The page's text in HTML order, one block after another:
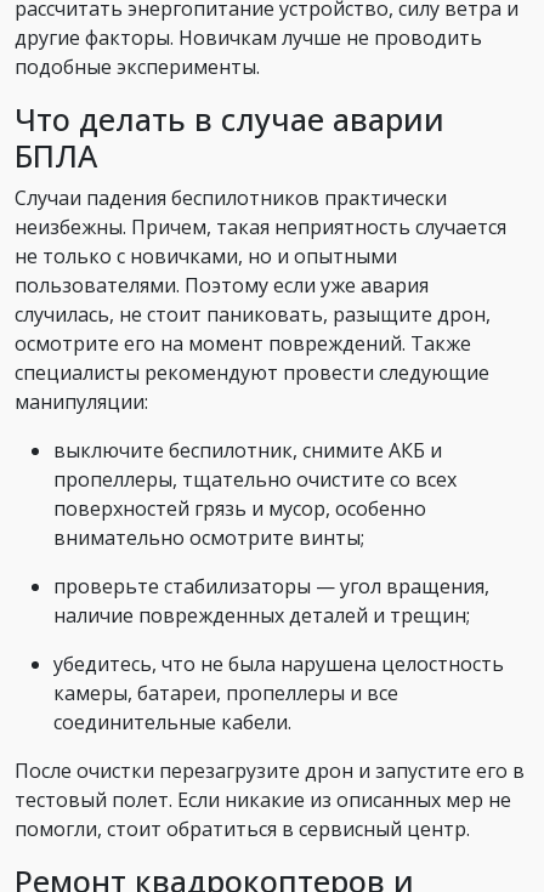
рассчитать энергопитание устройство, силу ветра и
другие факторы. Новичкам лучше не проводить
подобные эксперименты.
Что делать в случае аварии
БПЛА
Случаи падения беспилотников практически
неизбежны. Причем, такая неприятность случается
не только с новичками, но и опытными
пользователями. Поэтому если уже авария
случилась, не стоит паниковать, разыщите дрон,
осмотрите его на момент повреждений. Также
специалисты рекомендуют провести следующие
манипуляции:
выключите беспилотник, снимите АКБ и
пропеллеры, тщательно очистите со всех
поверхностей грязь и мусор, особенно
внимательно осмотрите винты;
проверьте стабилизаторы — угол вращения,
наличие поврежденных деталей и трещин;
убедитесь, что не была нарушена целостность
камеры, батареи, пропеллеры и все
соединительные кабели.
После очистки перезагрузите дрон и запустите его в
тестовый полет. Если никакие из описанных мер не
помогли, стоит обратиться в сервисный центр.
Ремонт квадрокоптеров и